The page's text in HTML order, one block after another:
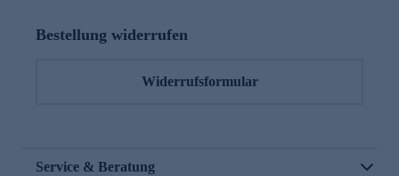
Bestellung widerrufen
Widerrufsformular
Service & Beratung